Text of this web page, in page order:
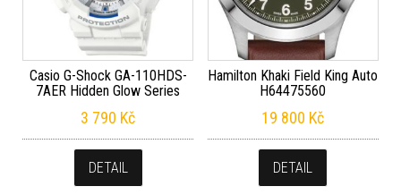
Casio G-Shock GA-110HDS-
7AER Hidden Glow Series
3 790 Kč
DETAIL
Hamilton Khaki Field King Auto
H64475560
19 800 Kč
DETAIL